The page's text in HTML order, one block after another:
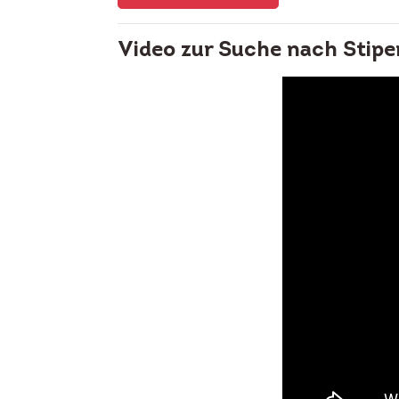
Video zur Suche nach